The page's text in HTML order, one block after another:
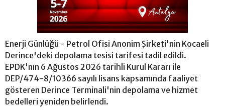
Enerji Günlüğü - Petrol Ofisi Anonim Şirketi'nin Kocaeli
Derince'deki depolama tesisi tarifesi tadil edildi.
EPDK'nın 6 Ağustos 2026 tarihli Kurul Kararı ile
DEP/474-8/10366 sayılı lisans kapsamında faaliyet
gösteren Derince Terminali'nin depolama ve hizmet
bedelleri yeniden belirlendi.